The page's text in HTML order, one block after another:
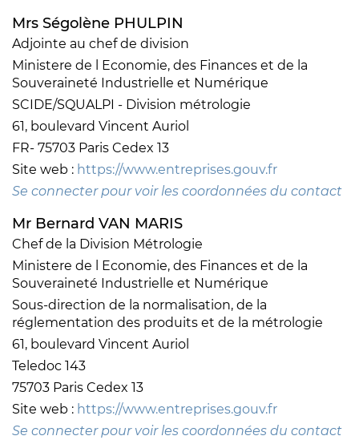
Mrs Ségolène PHULPIN
Adjointe au chef de division
Ministere de l Economie, des Finances et de la
Souveraineté Industrielle et Numérique
SCIDE/SQUALPI - Division métrologie
61, boulevard Vincent Auriol
FR- 75703 Paris Cedex 13
Site web : https://www.entreprises.gouv.fr
Se connecter pour voir les coordonnées du contact
Mr Bernard VAN MARIS
Chef de la Division Métrologie
Ministere de l Economie, des Finances et de la
Souveraineté Industrielle et Numérique
Sous-direction de la normalisation, de la
réglementation des produits et de la métrologie
61, boulevard Vincent Auriol
Teledoc 143
75703 Paris Cedex 13
Site web : https://www.entreprises.gouv.fr
Se connecter pour voir les coordonnées du contact